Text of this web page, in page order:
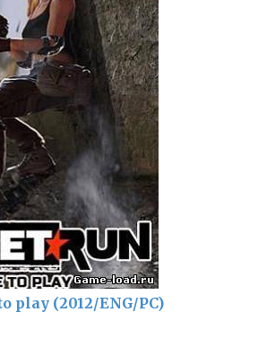
play (2012/ENG/PC)